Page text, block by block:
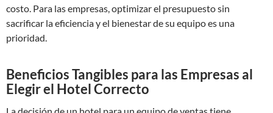
costo. Para las empresas, optimizar el presupuesto sin
sacrificar la eficiencia y el bienestar de su equipo es una
prioridad.
Beneficios Tangibles para las Empresas al
Elegir el Hotel Correcto